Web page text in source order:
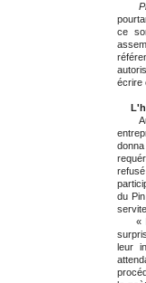
ce
écrire
Au
du
«
leur